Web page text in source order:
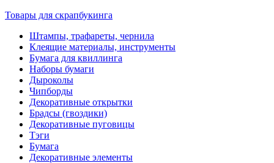
Товары для скрапбукинга
Штампы, трафареты, чернила
Клеящие материалы, инструменты
Бумага для квиллинга
Наборы бумаги
Дыроколы
Чипборды
Декоративные открытки
Брадсы (гвоздики)
Декоративные пуговицы
Тэги
Бумага
Декоративные элементы